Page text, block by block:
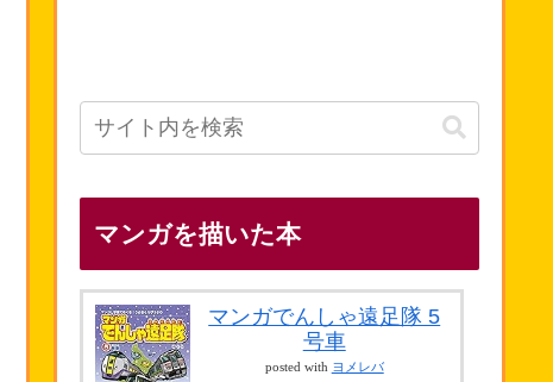
マンガを描いた本
マンガでんしゃ遠足隊 5
号車
posted with ヨメレバ